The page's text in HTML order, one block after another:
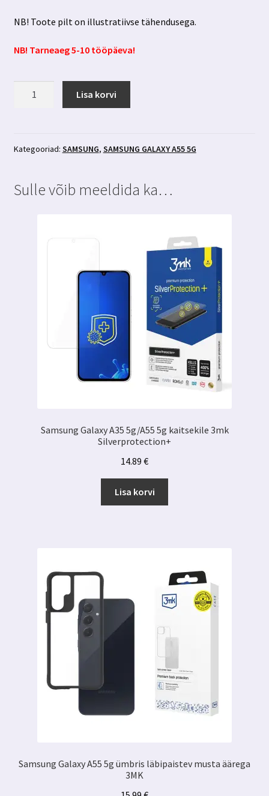
NB! Toote pilt on illustratiivse tähendusega.
NB! Tarneaeg 5-10 tööpäeva!
privaatsusfiltriga
Hardglass
Lisa korvi
Kategooriad: SAMSUNG, SAMSUNG GALAXY A55 5G
Sulle võib meeldida ka…
Samsung Galaxy A35 5g/A55 5g kaitsekile 3mk
Silverprotection+
14.89 €
Lisa korvi
Samsung Galaxy A55 5g ümbris läbipaistev musta äärega
3MK